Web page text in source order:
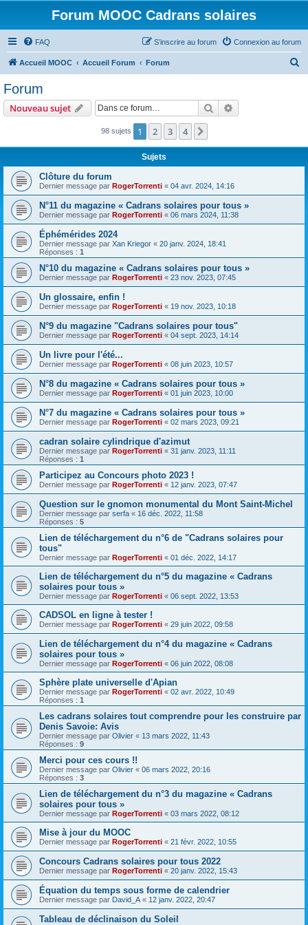
Forum MOOC Cadrans solaires
FAQ Connexion au forum
S’inscrire au forum
Accueil MOOC Accueil Forum Forum
e
Forum
Nouveau sujet Rechercher
98 sujets 1 2 3 4
Sujets
Clôture du forum
Dernier message par RogerTorrenti « 04 avr. 2024, 14:16
N°11 du magazine « Cadrans solaires pour tous »
Dernier message par RogerTorrenti « 06 mars 2024, 11:38
Éphémérides 2024
Dernier message par Xan Kriegor « 20 janv. 2024, 18:41
Réponses : 1
N°10 du magazine « Cadrans solaires pour tous »
Dernier message par RogerTorrenti « 23 nov. 2023, 07:45
Un glossaire, enfin !
Dernier message par RogerTorrenti « 19 nov. 2023, 10:18
N°9 du magazine "Cadrans solaires pour tous"
Dernier message par RogerTorrenti « 04 sept. 2023, 14:14
Un livre pour l'été...
Dernier message par RogerTorrenti « 08 juin 2023, 10:57
N°8 du magazine « Cadrans solaires pour tous »
Dernier message par RogerTorrenti « 01 juin 2023, 10:00
N°7 du magazine « Cadrans solaires pour tous »
Dernier message par RogerTorrenti « 02 mars 2023, 09:21
cadran solaire cylindrique d'azimut
Dernier message par RogerTorrenti « 31 janv. 2023, 11:11
Réponses : 1
Participez au Concours photo 2023 !
Dernier message par RogerTorrenti « 12 janv. 2023, 07:47
Question sur le gnomon monumental du Mont Saint-Michel
Dernier message par serfa « 16 déc. 2022, 11:58
Réponses : 5
Lien de téléchargement du n°6 de "Cadrans solaires pour
tous"
Dernier message par RogerTorrenti « 01 déc. 2022, 14:17
Lien de téléchargement du n°5 du magazine « Cadrans
solaires pour tous »
Dernier message par RogerTorrenti « 06 sept. 2022, 13:53
CADSOL en ligne à tester !
Dernier message par RogerTorrenti « 29 juin 2022, 09:58
Lien de téléchargement du n°4 du magazine « Cadrans
solaires pour tous »
Dernier message par RogerTorrenti « 06 juin 2022, 08:08
Sphère plate universelle d'Apian
Dernier message par RogerTorrenti « 02 avr. 2022, 10:49
Réponses : 1
Les cadrans solaires tout comprendre pour les construire par
Denis Savoie: Avis
Dernier message par Olivier « 13 mars 2022, 11:43
Réponses : 9
Merci pour ces cours !!
Dernier message par Olivier « 06 mars 2022, 20:16
Réponses : 3
Lien de téléchargement du n°3 du magazine « Cadrans
solaires pour tous »
Dernier message par RogerTorrenti « 03 mars 2022, 08:12
Mise à jour du MOOC
Dernier message par RogerTorrenti « 21 févr. 2022, 10:55
Concours Cadrans solaires pour tous 2022
Dernier message par RogerTorrenti « 20 janv. 2022, 15:43
Équation du temps sous forme de calendrier
Dernier message par David_A « 12 janv. 2022, 20:47
Tableau de déclinaison du Soleil